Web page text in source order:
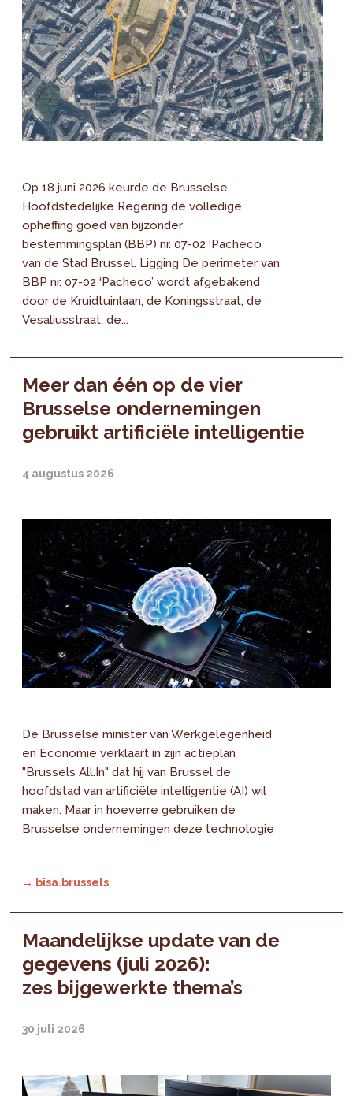
Op 18 juni 2026 keurde de Brusselse
Hoofdstedelijke Regering de volledige
opheffing goed van bijzonder
bestemmingsplan (BBP) nr. 07-02 ‘Pacheco’
van de Stad Brussel. Ligging De perimeter van
BBP nr. 07-02 ‘Pacheco’ wordt afgebakend
door de Kruidtuinlaan, de Koningsstraat, de
Vesaliusstraat, de...
Meer dan één op de vier
Brusselse ondernemingen
gebruikt artificiële intelligentie
4 augustus 2026
De Brusselse minister van Werkgelegenheid
en Economie verklaart in zijn actieplan
"Brussels All.In" dat hij van Brussel de
hoofdstad van artificiële intelligentie (AI) wil
maken. Maar in hoeverre gebruiken de
Brusselse ondernemingen deze technologie
→ bisa.brussels
Maandelijkse update van de
gegevens (juli 2026):
zes bijgewerkte thema’s
30 juli 2026